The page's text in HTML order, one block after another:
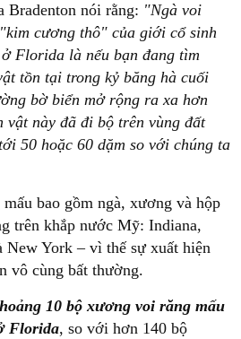
Bradenton nói rằng: "Ngà voi
cương thô" của giới cổ sinh
Florida là nếu bạn đang tìm
tồn tại trong kỷ băng hà cuối
bờ biển mở rộng ra xa hơn
vật này đã đi bộ trên vùng đất
50 hoặc 60 dặm so với chúng ta
bao gồm ngà, xương và hộp
trên khắp nước Mỹ: Indiana,
York – vì thế sự xuất hiện
vô cùng bất thường.
10 bộ xương voi răng mấu
Florida, so với hơn 140 bộ